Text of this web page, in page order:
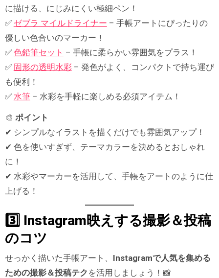
に描ける、にじみにくい極細ペン！
✅ ゼブラ マイルドライナー – 手帳アートにぴったりの
優しい色合いのマーカー！
✅ 色鉛筆セット – 手帳に柔らかい雰囲気をプラス！
✅ 固形の透明水彩– 発色がよく、コンパクトで持ち運び
も便利！
✅ 水筆– 水彩を手軽に楽しめる必須アイテム！
🎨 ポイント
✔ シンプルなイラストを描くだけでも雰囲気アップ！
✔ 色を使いすぎず、テーマカラーを決めるとおしゃれ
に！
✔ 水彩やマーカーを活用して、手帳をアートのように仕
上げる！
3️⃣ Instagram映えする撮影＆投稿
のコツ
せっかく描いた手帳アート、 Instagramで人気を集める
ための撮影＆投稿テク を活用しましょう！📸